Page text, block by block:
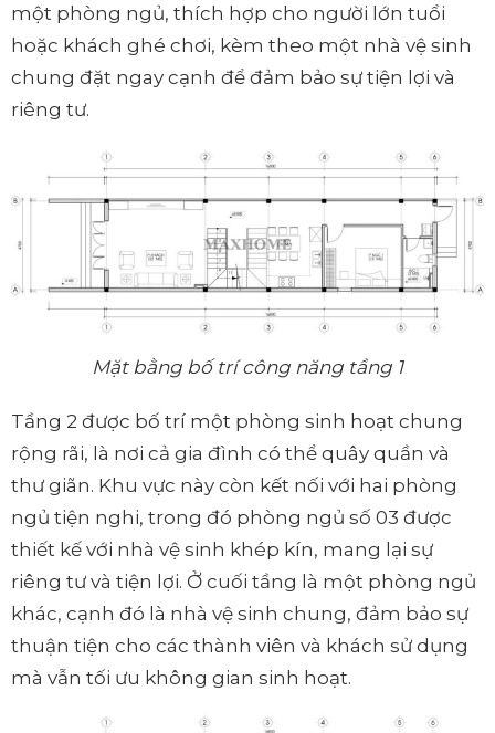
một phòng ngủ, thích hợp cho người lớn tuổi
hoặc khách ghé chơi, kèm theo một nhà vệ sinh
chung đặt ngay cạnh để đảm bảo sự tiện lợi và
riêng tư.
Mặt bằng bố trí công năng tầng 1
Tầng 2 được bố trí một phòng sinh hoạt chung
rộng rãi, là nơi cả gia đình có thể quây quần và
thư giãn. Khu vực này còn kết nối với hai phòng
ngủ tiện nghi, trong đó phòng ngủ số 03 được
thiết kế với nhà vệ sinh khép kín, mang lại sự
riêng tư và tiện lợi. Ở cuối tầng là một phòng ngủ
khác, cạnh đó là nhà vệ sinh chung, đảm bảo sự
thuận tiện cho các thành viên và khách sử dụng
mà vẫn tối ưu không gian sinh hoạt.